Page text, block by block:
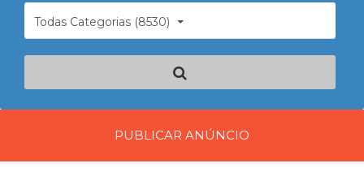
Todas Categorias (8530)
PUBLICAR ANÚNCIO